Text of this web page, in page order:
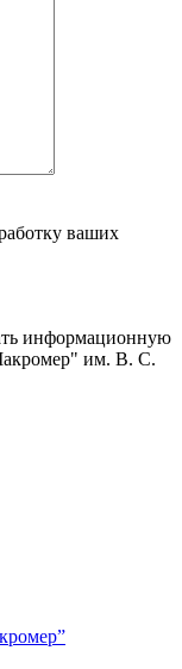
ваших
информационную
им. В. С.